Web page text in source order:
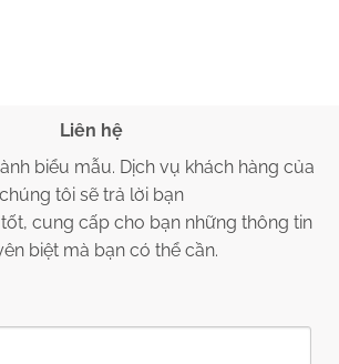
Liên hệ
biểu mẫu. Dịch vụ khách hàng của
chúng tôi sẽ trả lời bạn
cung cấp cho bạn những thông tin
biệt mà bạn có thể cần.